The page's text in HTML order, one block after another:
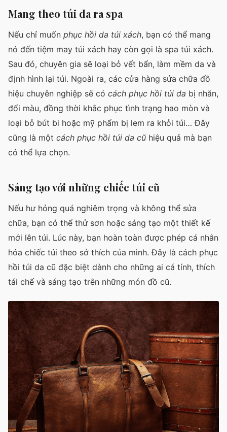
Mang theo túi da ra spa
Nếu chỉ muốn phục hồi da túi xách, bạn có thể mang
nó đến tiệm may túi xách hay còn gọi là spa túi xách.
Sau đó, chuyên gia sẽ loại bỏ vết bẩn, làm mềm da và
định hình lại túi. Ngoài ra, các cửa hàng sửa chữa đồ
hiệu chuyên nghiệp sẽ có cách phục hồi túi da bị nhăn,
đổi màu, đồng thời khắc phục tình trạng hao mòn và
loại bỏ bút bi hoặc mỹ phẩm bị lem ra khỏi túi… Đây
cũng là một cách phục hồi túi da cũ hiệu quả mà bạn
có thể lựa chọn.
Sáng tạo với những chiếc túi cũ
Nếu hư hỏng quá nghiêm trọng và không thể sửa
chữa, bạn có thể thử sơn hoặc sáng tạo một thiết kế
mới lên túi. Lúc này, bạn hoàn toàn được phép cá nhân
hóa chiếc túi theo sở thích của mình. Đây là cách phục
hồi túi da cũ đặc biệt dành cho những ai cá tính, thích
tái chế và sáng tạo trên những món đồ cũ.